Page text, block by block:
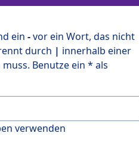
ein -vor ein Wort, das nicht
durch | innerhalb einer
Benutze ein * als
verwenden